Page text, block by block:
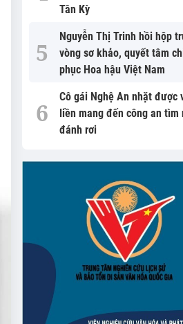
Tân Kỳ
Nguyễn Thị Trinh hồi hộp
vòng sơ khảo, quyết tâm
phục Hoa hậu Việt Nam
Cô gái Nghệ An nhặt được
liền mang đến công an tìm
đánh rơi